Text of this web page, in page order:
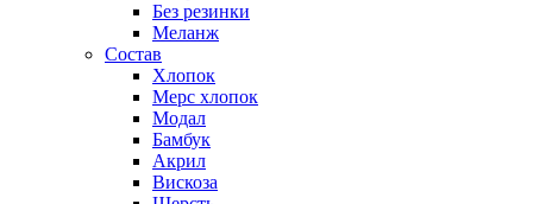
Без резинки
Меланж
Состав
Хлопок
Мерс хлопок
Модал
Бамбук
Акрил
Вискоза